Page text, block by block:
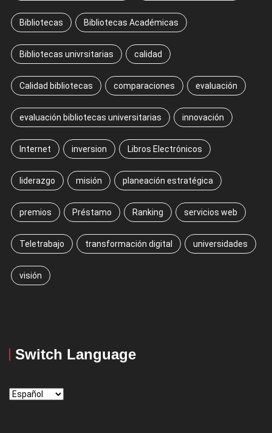
Bibliotecas Bibliotecas Académicas
Bibliotecas univrsitarias calidad
Calidad bibliotecas comparaciones evaluación
evaluación bibliotecas universitarias innovación
Internet inversion Libros Electrónicos
liderazgo misión planeación estratégica
premios Préstamo Ranking servicios web
Teletrabajo transformación digital universidades
visión
Switch Language
Switch